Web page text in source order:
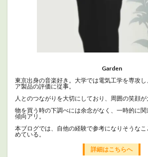
Garden
東京出身の音楽好き。大学では電気工学を専攻
ア製品の評価に従事。
人とのつながりを大切にしており、周囲の笑顔が
物を買う時の下調べには余念がなく、一時的に
傾向アリ。
本ブログでは、自他の経験で参考になりそうなこ
めている。
詳細はこちらへ